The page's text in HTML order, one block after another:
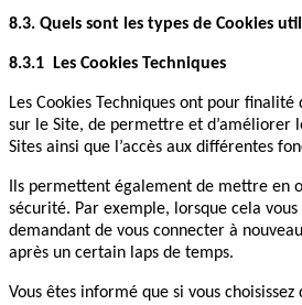
8.3. Quels sont les types de Cookies
8.3.1 Les Cookies Techniques
Les Cookies Techniques ont pour
sur le Site, de permettre et d’améliorer
Sites ainsi que l’accès aux différentes
Ils permettent également de mettre en
sécurité. Par exemple, lorsque cela
demandant de vous connecter à
après un certain laps de temps.
Vous êtes informé que si vous choisissez